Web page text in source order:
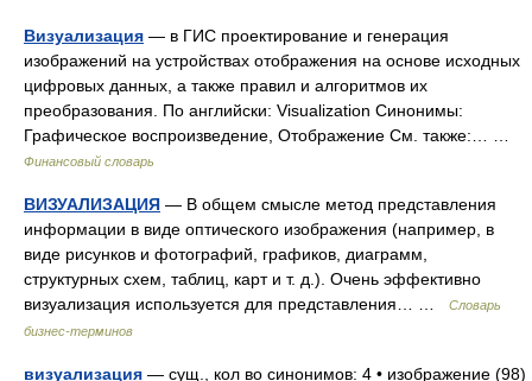
Визуализация — в ГИС проектирование и генерация
изображений на устройствах отображения на основе исходных
цифровых данных, а также правил и алгоритмов их
преобразования. По английски: Visualization Синонимы:
Графическое воспроизведение, Отображение См. также:… …
Финансовый словарь
ВИЗУАЛИЗАЦИЯ — В общем смысле метод представления
информации в виде оптического изображения (например, в
виде рисунков и фотографий, графиков, диаграмм,
структурных схем, таблиц, карт и т. д.). Очень эффективно
визуализация используется для представления… …
Словарь
бизнес-терминов
визуализация — сущ., кол во синонимов: 4 • изображение (98)